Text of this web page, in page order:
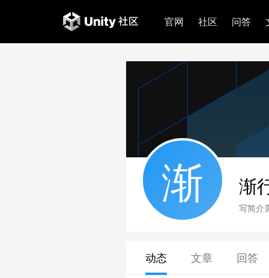
官网 社区 问答
渐 渐
写简介
动态 文章 回答